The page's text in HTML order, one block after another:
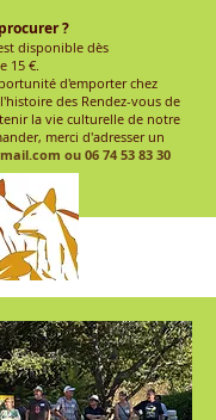
?
disponible dès
15 €.
d'emporter chez
des Rendez-vous de
la vie culturelle de notre
merci d'adresser un
ou 06 74 53 83 30